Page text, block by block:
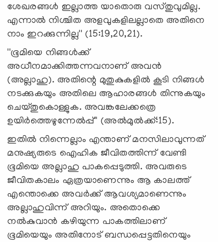
ശേഖരങ്ങള്‍ ഇല്ലാത്ത യാതൊരു വസ്തുവുമില്ല.
എന്നാല്‍ നിശ്ചിത അളവുകളിലല്ലാതെ അതിനെ
നാം ഇറക്കുന്നില്ല'' (15:19,20,21).
''ഭൂമിയെ നിങ്ങള്‍ക്ക്
അധീനമാക്കിത്തന്നവനാണ് അവന്‍
(അല്ലാഹു). അതിന്റെ മുതുകുകളില്‍ കൂടി നിങ്ങള്‍
നടക്കുകയും അതിലെ ആഹാരങ്ങള്‍ തിന്നുകയും
ചെയ്തുകൊള്ളുക. അവങ്കലേക്കത്രെ
ഉയിര്‍ത്തെഴുന്നേല്‍പ്പ്'' (അല്‍മുല്‍ക്ക്:15).
ഇതില്‍ നിന്നെല്ലാം എന്താണ് മനസിലാവുന്നത്
മനുഷ്യരുടെ ഐഹിക ജീവിതത്തിന്ന് വേണ്ടി
ഭൂമിയെ അല്ലാഹു പാകപ്പെടുത്തി. അവരുടെ
ജീവിതകാലം ഏത്രയാണെന്നും ആ കാലത്ത്
എന്തൊക്കെ അവര്‍ക്ക് ആവശ്യമാണെന്നും
അല്ലാഹുവിന്ന് അറിയും. അതൊക്കെ
നല്‍കുവാന്‍ കഴിയുന്ന പാകത്തിലാണ്
ഭൂമിയെയും അതിനോട് ബന്ധപ്പെട്ടതിനെയും